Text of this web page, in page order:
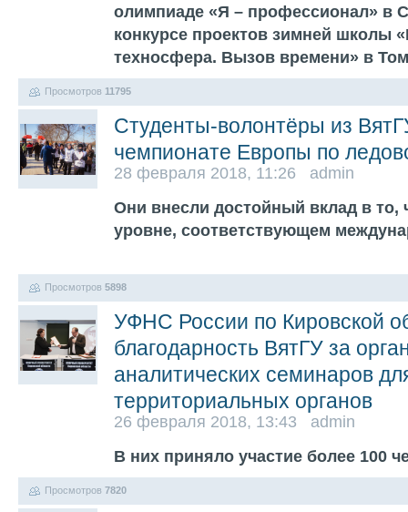
олимпиаде «Я – профессионал» в
конкурсе проектов зимней школы
техносфера. Вызов времени» в
Просмотров 11795
Студенты-волонтёры из
чемпионате Европы по
28 февраля 2018, 11:26 admin
Они внесли достойный вклад в то,
уровне, соответствующем
Просмотров 5898
УФНС России по Кировской
благодарность ВятГУ за
аналитических семинаров
территориальных органов
26 февраля 2018, 13:43 admin
В них приняло участие более 100
Просмотров 7820